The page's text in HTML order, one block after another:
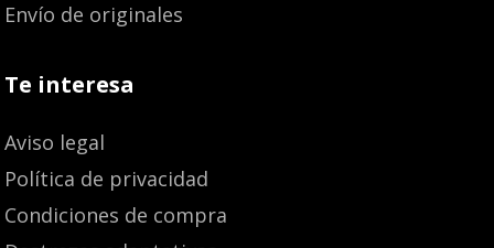
Envío de originales
Te interesa
Aviso legal
Política de privacidad
Condiciones de compra